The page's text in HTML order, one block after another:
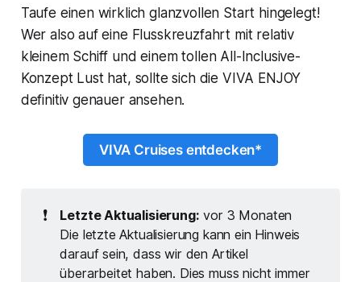
Taufe einen wirklich glanzvollen Start hingelegt!
Wer also auf eine Flusskreuzfahrt mit relativ
kleinem Schiff und einem tollen All-Inclusive-
Konzept Lust hat, sollte sich die VIVA ENJOY
definitiv genauer ansehen.
VIVA Cruises entdecken*
❗ Letzte Aktualisierung: vor 3 Monaten
Die letzte Aktualisierung kann ein Hinweis
darauf sein, dass wir den Artikel
überarbeitet haben. Dies muss nicht immer